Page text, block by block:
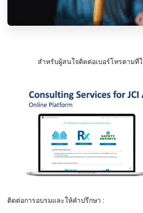
สำหรับผู้สนใจติดต่อเบอร์โทรตามที่
ติดต่อการอบรมและให้คำปรึกษา :